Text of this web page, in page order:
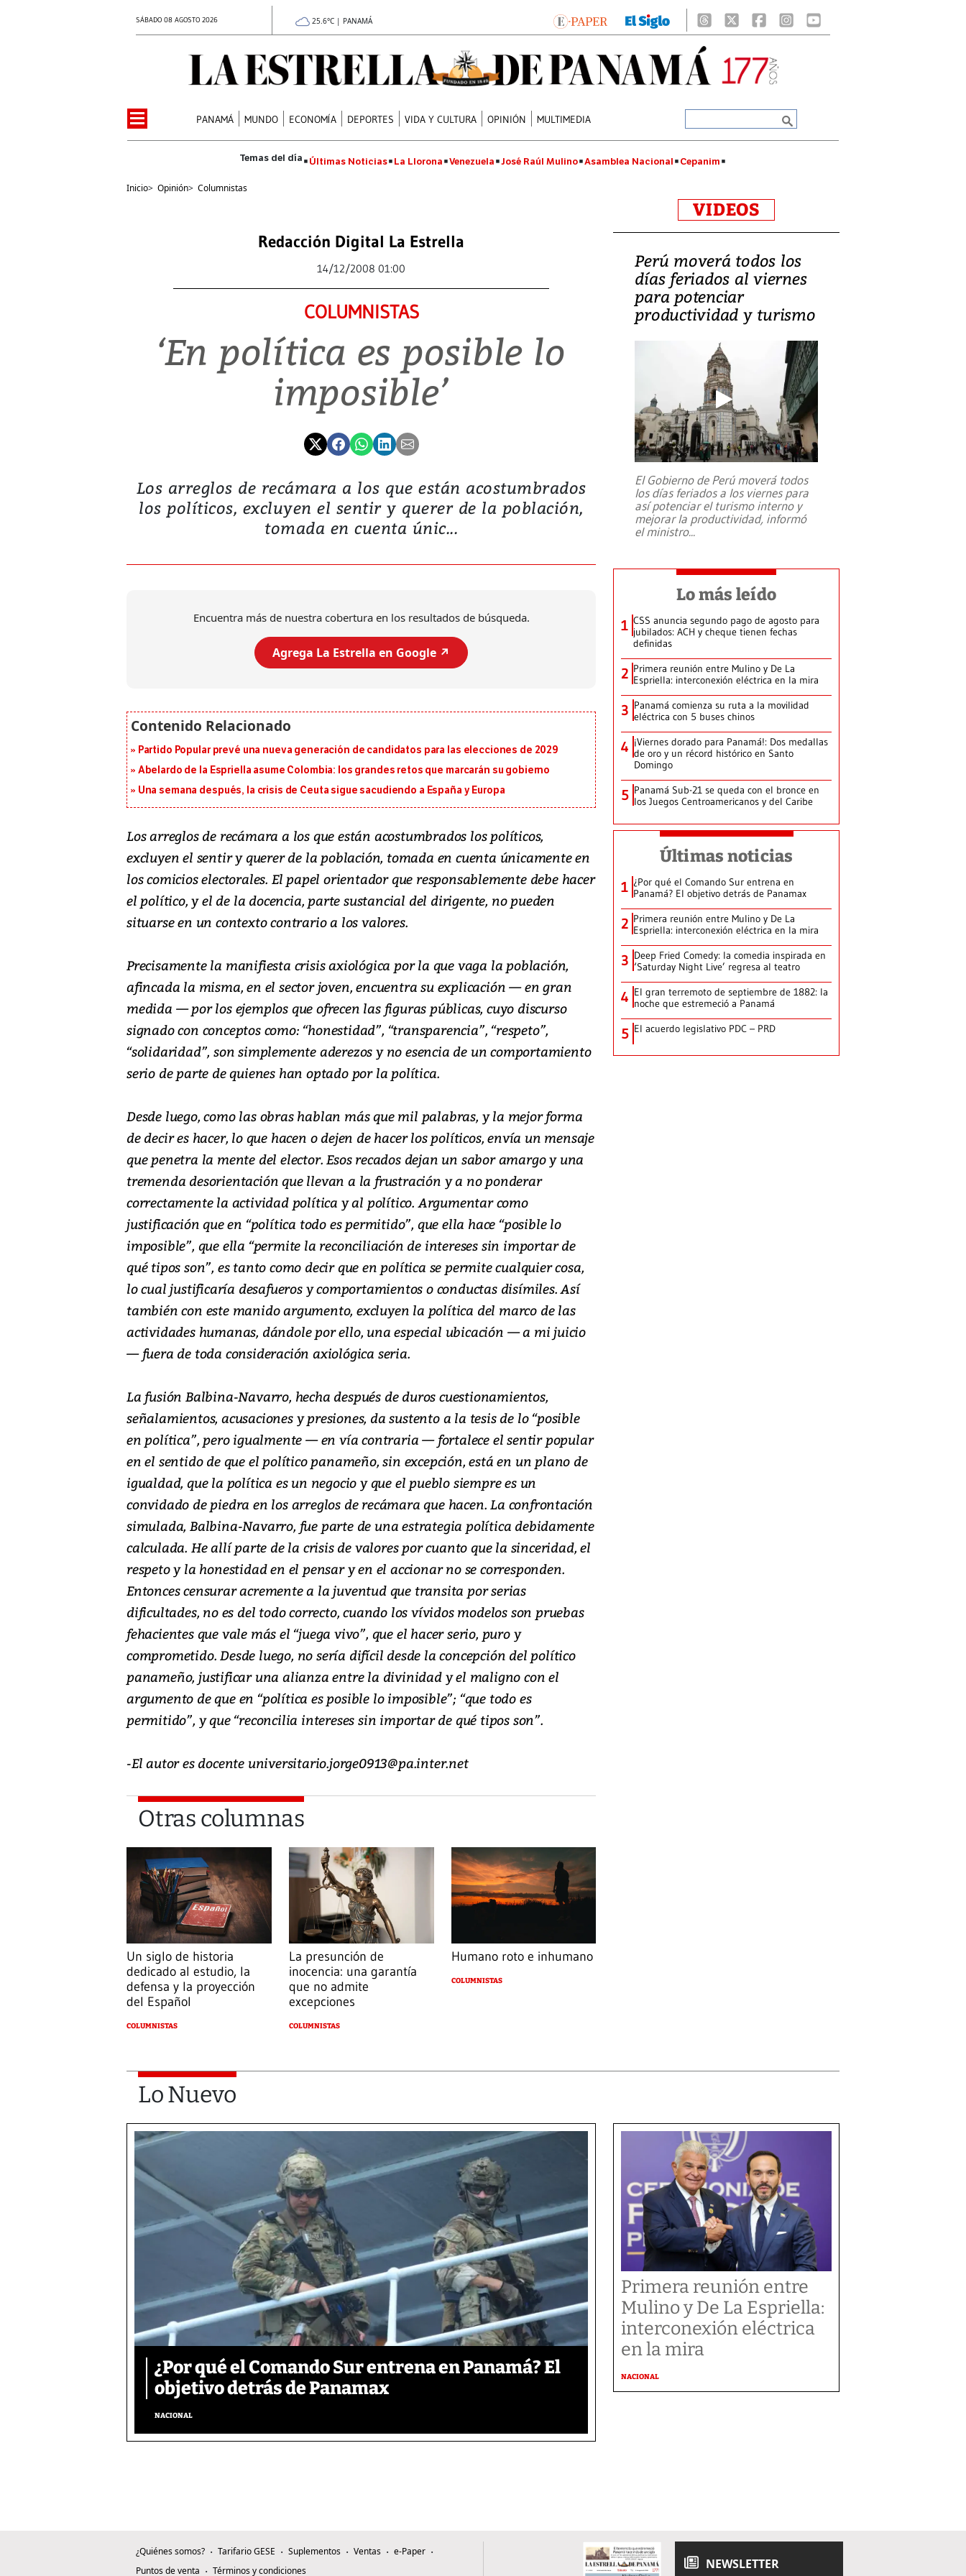
SÁBADO 08 AGOSTO 2026 25.6°C | PANAMÁ
PANAMÁ MUNDO ECONOMÍA DEPORTES VIDA Y CULTURA OPINIÓN MULTIMEDIA
Últimas Noticias La Llorona Venezuela José Raúl Mulino Asamblea Nacional Cepanim
Inicio> Opinión> Columnistas
Redacción Digital La Estrella
14/12/2008 01:00
COLUMNISTAS
‘En política es posible lo
imposible’
Los arreglos de recámara a los que están acostumbrados
los políticos, excluyen el sentir y querer de la población,
tomada en cuenta únic...
Encuentra más de nuestra cobertura en los resultados de búsqueda.
Agrega La Estrella en Google ↗️
Partido Popular prevé una nueva generación de candidatos para las elecciones de 2029
Abelardo de la Espriella asume Colombia: los grandes retos que marcarán su gobierno
Una semana después, la crisis de Ceuta sigue sacudiendo a España y Europa
Los arreglos de recámara a los que están acostumbrados los políticos,
excluyen el sentir y querer de la población, tomada en cuenta únicamente en
los comicios electorales. El papel orientador que responsablemente debe hacer
el político, y el de la docencia, parte sustancial del dirigente, no pueden
situarse en un contexto contrario a los valores.
Precisamente la manifiesta crisis axiológica por la que vaga la población,
afincada la misma, en el sector joven, encuentra su explicación — en gran
medida — por los ejemplos que ofrecen las figuras públicas, cuyo discurso
signado con conceptos como: “honestidad”, “transparencia”, “respeto”,
“solidaridad”, son simplemente aderezos y no esencia de un comportamiento
serio de parte de quienes han optado por la política.
Desde luego, como las obras hablan más que mil palabras, y la mejor forma
de decir es hacer, lo que hacen o dejen de hacer los políticos, envía un mensaje
que penetra la mente del elector. Esos recados dejan un sabor amargo y una
tremenda desorientación que llevan a la frustración y a no ponderar
correctamente la actividad política y al político. Argumentar como
justificación que en “política todo es permitido”, que ella hace “posible lo
imposible”, que ella “permite la reconciliación de intereses sin importar de
qué tipos son”, es tanto como decir que en política se permite cualquier cosa,
lo cual justificaría desafueros y comportamientos o conductas disímiles. Así
también con este manido argumento, excluyen la política del marco de las
actividades humanas, dándole por ello, una especial ubicación — a mi juicio
— fuera de toda consideración axiológica seria.
La fusión Balbina-Navarro, hecha después de duros cuestionamientos,
señalamientos, acusaciones y presiones, da sustento a la tesis de lo “posible
en política”, pero igualmente — en vía contraria — fortalece el sentir popular
en el sentido de que el político panameño, sin excepción, está en un plano de
igualdad, que la política es un negocio y que el pueblo siempre es un
convidado de piedra en los arreglos de recámara que hacen. La confrontación
simulada, Balbina-Navarro, fue parte de una estrategia política debidamente
calculada. He allí parte de la crisis de valores por cuanto que la sinceridad, el
respeto y la honestidad en el pensar y en el accionar no se corresponden.
Entonces censurar acremente a la juventud que transita por serias
dificultades, no es del todo correcto, cuando los vívidos modelos son pruebas
fehacientes que vale más el “juega vivo”, que el hacer serio, puro y
comprometido. Desde luego, no sería difícil desde la concepción del político
panameño, justificar una alianza entre la divinidad y el maligno con el
argumento de que en “política es posible lo imposible”; “que todo es
permitido”, y que “reconcilia intereses sin importar de qué tipos son”.
-El autor es docente universitario.jorge0913@pa.inter.net
Otras columnas
Un siglo de historia
dedicado al estudio, la
defensa y la proyección
del Español
COLUMNISTAS
La presunción de
inocencia: una garantía
que no admite
excepciones
COLUMNISTAS
Humano roto e inhumano
COLUMNISTAS
VIDEOS
Perú moverá todos los
días feriados al viernes
para potenciar
productividad y turismo
El Gobierno de Perú moverá todos
los días feriados a los viernes para
así potenciar el turismo interno y
mejorar la productividad, informó
el ministro...
Lo más leído
1 CSS anuncia segundo pago de agosto para
jubilados: ACH y cheque tienen fechas
definidas
2 Primera reunión entre Mulino y De La
Espriella: interconexión eléctrica en la mira
3 Panamá comienza su ruta a la movilidad
eléctrica con 5 buses chinos
4 ¡Viernes dorado para Panamá!: Dos medallas
de oro y un récord histórico en Santo
Domingo
5 Panamá Sub-21 se queda con el bronce en
los Juegos Centroamericanos y del Caribe
Últimas noticias
1 ¿Por qué el Comando Sur entrena en
Panamá? El objetivo detrás de Panamax
2 Primera reunión entre Mulino y De La
Espriella: interconexión eléctrica en la mira
3 Deep Fried Comedy: la comedia inspirada en
‘Saturday Night Live’ regresa al teatro
4 El gran terremoto de septiembre de 1882: la
noche que estremeció a Panamá
5 El acuerdo legislativo PDC – PRD
Lo Nuevo
¿Por qué el Comando Sur entrena en Panamá? El
objetivo detrás de Panamax
NACIONAL
Primera reunión entre
Mulino y De La Espriella:
interconexión eléctrica
en la mira
NACIONAL
¿Quiénes somos? Tarifario GESE Suplementos Ventas
e-Paper
Puntos de venta
Términos y condiciones NEWSLETTER